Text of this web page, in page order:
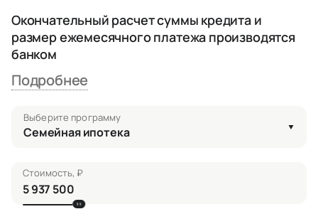
Окончательный расчет суммы кредита и
размер ежемесячного платежа производятся
банком
Подробнее
Выберите программу
Семейная ипотека
Стоимость, ₽